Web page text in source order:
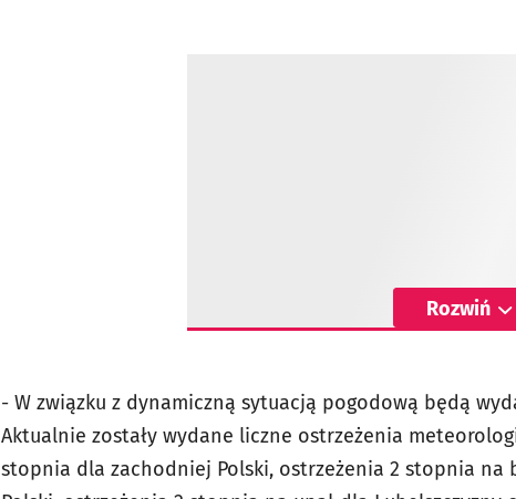
Rozwiń
- W związku z dynamiczną sytuacją pogodową będą
Aktualnie zostały wydane liczne ostrzeżenia
stopnia dla zachodniej Polski, ostrzeżenia 2 stopnia na